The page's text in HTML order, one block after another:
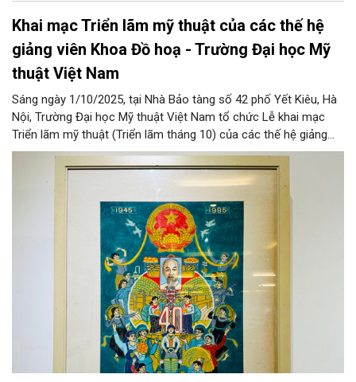
Khai mạc Triển lãm mỹ thuật của các thế hệ
giảng viên Khoa Đồ hoạ - Trường Đại học Mỹ
thuật Việt Nam
Sáng ngày 1/10/2025, tại Nhà Bảo tàng số 42 phố Yết Kiêu, Hà
Nội, Trường Đại học Mỹ thuật Việt Nam tổ chức Lễ khai mạc
Triển lãm mỹ thuật (Triển lãm tháng 10) của các thế hệ giảng
viên Khoa Đồ hoạ - Trường Đại học Mỹ thuật Việt Nam. Triển
lãm nằm trong chuỗi sự kiện kỷ niệm 100 năm thành lập Trường
Mỹ thuật Đông Dương - Đại học Mỹ thuật Việt Nam.